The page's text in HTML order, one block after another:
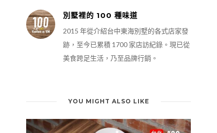
別墅裡的 100 種味道
2015 年從介紹台中東海別墅的各式店家發
跡，至今已累積 1700 家店訪紀錄。現已從
美食跨足生活，乃至品牌行銷。
YOU MIGHT ALSO LIKE